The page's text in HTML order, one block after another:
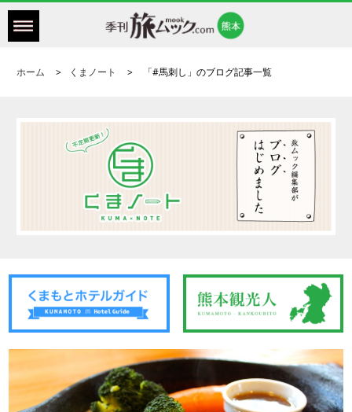
ホーム くまノート 「#馬刺し」のブログ記事一覧